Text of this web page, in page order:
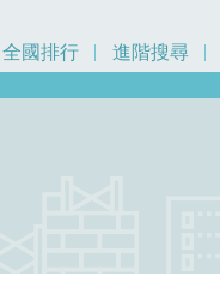
全國排行 進階搜尋